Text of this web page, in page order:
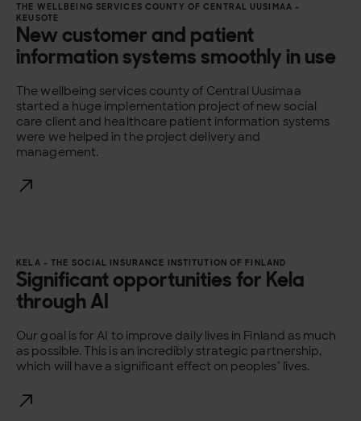
THE WELLBEING SERVICES COUNTY OF CENTRAL UUSIMAA –
KEUSOTE
New customer and patient
information systems smoothly in use
The wellbeing services county of Central Uusimaa
started a huge implementation project of new social
care client and healthcare patient information systems
were we helped in the project delivery and
management.
KELA – THE SOCIAL INSURANCE INSTITUTION OF FINLAND
Significant opportunities for Kela
through AI
Our goal is for AI to improve daily lives in Finland as much
as possible. This is an incredibly strategic partnership,
which will have a significant effect on peoples’ lives.